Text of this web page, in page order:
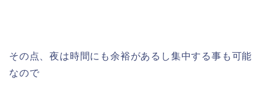
その点、夜は時間にも余裕があるし集中する事も可能
なので